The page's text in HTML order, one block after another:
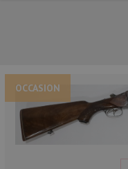
OCCASION
NOS PRINCIPALES MARQUES